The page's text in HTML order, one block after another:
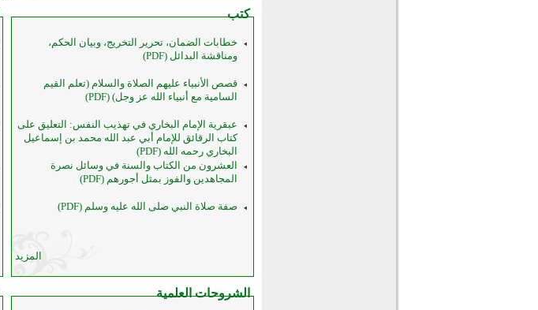
كتب
خطابات الضمان، تحرير التخريج، وبيان الحكم،
ومناقشة البدائل (PDF)
قصص الأنبياء عليهم الصلاة والسلام (تعلم القيم
السامية مع أنبياء الله عز وجل) (PDF)
عبقرية الإمام البخاري في تهذيب النفس: التعليق على
كتاب الرقائق للإمام أبي عبد الله محمد بن إسماعيل
البخاري رحمه الله (PDF)
العشرون من الكتاب والسنة في وسائل نصرة
المجاهدين والفوز بمثل أجورهم (PDF)
صفة صلاة النبي صلى الله عليه وسلم (PDF)
المزيد
الشروحات العلمية